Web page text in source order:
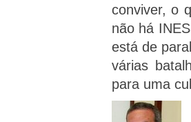
conviver, o
não há
está de
várias
para uma